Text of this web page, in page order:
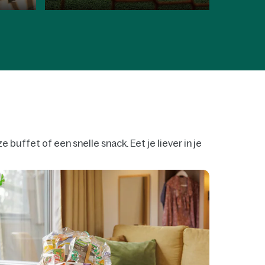
buffet of een snelle snack. Eet je liever in je